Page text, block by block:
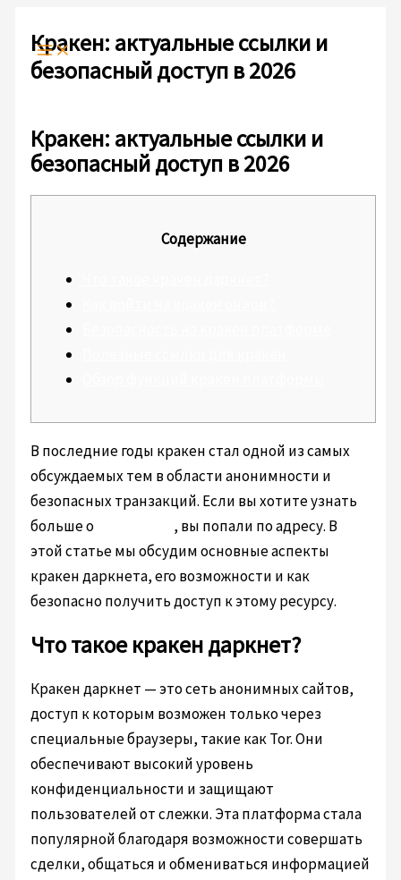
contenido
Кракен: актуальные ссылки и
безопасный доступ в 2026
Кракен: актуальные ссылки и
безопасный доступ в 2026
Содержание
В последние годы кракен стал одной из самых
обсуждаемых тем в области анонимности и
безопасных транзакций. Если вы хотите узнать
больше о
, вы попали по адресу. В
этой статье мы обсудим основные аспекты
кракен даркнета, его возможности и как
безопасно получить доступ к этому ресурсу.
Что такое кракен даркнет?
Кракен даркнет — это сеть анонимных сайтов,
доступ к которым возможен только через
специальные браузеры, такие как Tor. Они
обеспечивают высокий уровень
конфиденциальности и защищают
пользователей от слежки. Эта платформа стала
популярной благодаря возможности совершать
сделки, общаться и обмениваться информацией
aquí...
electrónico*